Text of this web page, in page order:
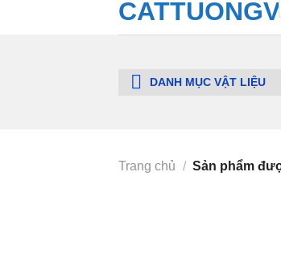
DANH MỤC VẬT LIỆU
Trang chủ / Sản phẩm